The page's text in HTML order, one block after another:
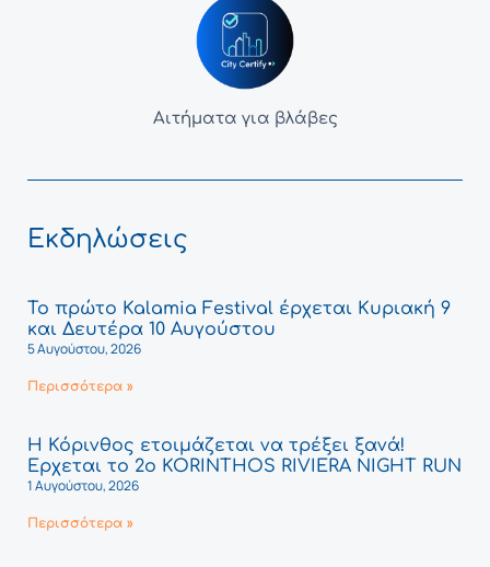
Αιτήματα για βλάβες
Εκδηλώσεις
Το πρώτο Kalamia Festival έρχεται Κυριακή 9
και Δευτέρα 10 Αυγούστου
5 Αυγούστου, 2026
Περισσότερα »
Η Κόρινθος ετοιμάζεται να τρέξει ξανά!
Έρχεται το 2ο KORINTHOS RIVIERA NIGHT RUN
1 Αυγούστου, 2026
Περισσότερα »